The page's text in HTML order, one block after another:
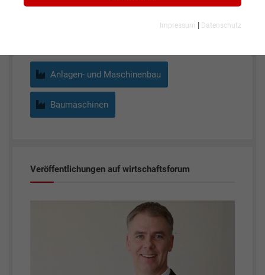
Anlagen- und Maschinenbau
Baumaschinen
Veröffentlichungen auf wirtschaftsforum
Impressum | Datenschutz